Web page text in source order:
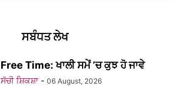
ਸਬੰਧਤ ਲੇਖ
Free Time: ਖਾਲੀ ਸਮੇਂ ’ਚ ਕੁਝ ਹੋ ਜਾਵੇ
ਸੱਚੀ ਸ਼ਿਕਸ਼ਾ - 06 August, 2026